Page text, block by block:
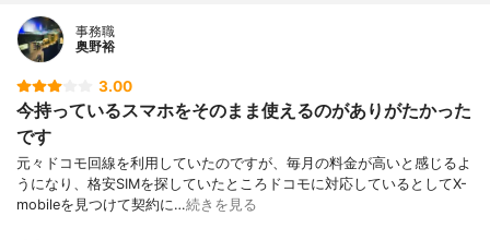
事務職
奥野裕
3.00
今持っているスマホをそのまま使えるのがありがたかった
です
元々ドコモ回線を利用していたのですが、毎月の料金が高いと感じるよ
うになり、格安SIMを探していたところドコモに対応しているとしてX-
mobileを見つけて契約に…続きを見る